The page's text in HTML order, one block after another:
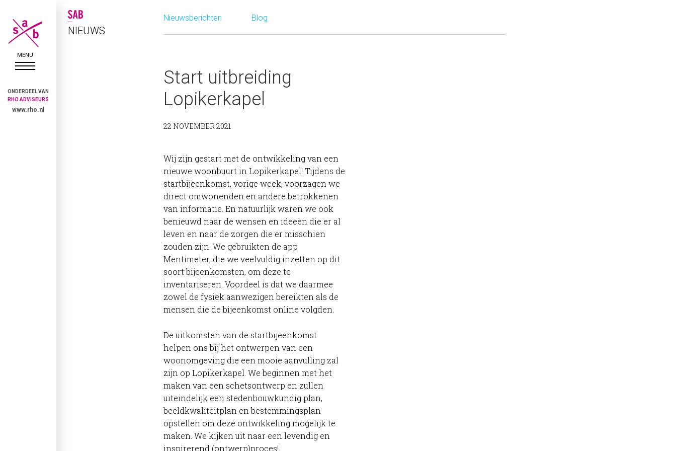
ONDERDEEL VAN
RHO ADVISEURS
www.rho.nl
NIEUWS
Nieuwsberichten Blog
Start uitbreiding
Lopikerkapel
22 NOVEMBER 2021
Wij zijn gestart met de ontwikkeling van een
nieuwe woonbuurt in Lopikerkapel! Tijdens de
startbijeenkomst, vorige week, voorzagen we
direct omwonenden en andere betrokkenen
van informatie. En natuurlijk waren we ook
benieuwd naar de wensen en ideeën die er al
leven en naar de zorgen die er misschien
zouden zijn. We gebruikten de app
Mentimeter, die we veelvuldig inzetten op dit
soort bijeenkomsten, om deze te
inventariseren. Voordeel is dat we daarmee
zowel de fysiek aanwezigen bereikten als de
mensen die de bijeenkomst online volgden.
De uitkomsten van de startbijeenkomst
helpen ons bij het ontwerpen van een
woonomgeving die een mooie aanvulling zal
zijn op Lopikerkapel. We beginnen met het
maken van een schetsontwerp en zullen
uiteindelijk een stedenbouwkundig plan,
beeldkwaliteitplan en bestemmingsplan
opstellen om deze ontwikkeling mogelijk te
maken. We kijken uit naar een levendig en
inspirerend (ontwerp)proces!